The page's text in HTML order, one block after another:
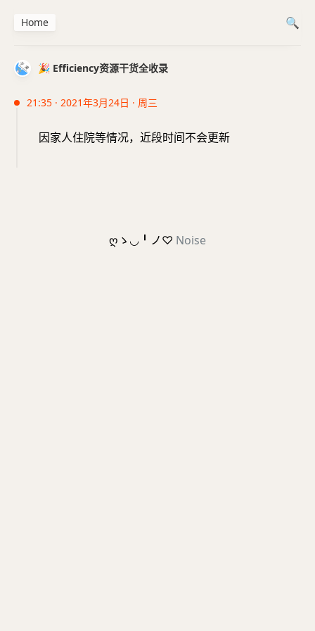
🎉 Efficiency资源干货全收录
21:35 · 2021年3月24日 · 周三
因家人住院等情况，近段时间不会更新
Home
ღゝ◡╹ノ♡ Noise